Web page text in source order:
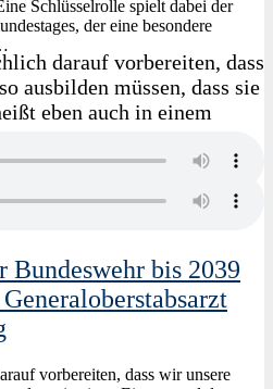
darauf vorbereiten, dass
ausbilden müssen, dass sie
eben auch in einem
Schlüsselrolle spielt dabei der
der eine besondere
Bundeswehr bis 2039
vorbereiten, dass wir unsere